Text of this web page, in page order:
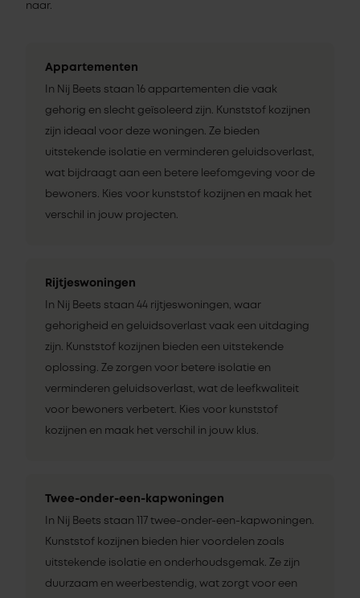
naar.
Appartementen
In Nij Beets staan 16 appartementen die vaak
gehorig en slecht geïsoleerd zijn. Kunststof kozijnen
zijn ideaal voor deze woningen. Ze bieden
uitstekende isolatie en verminderen geluidsoverlast,
wat bijdraagt aan een betere leefomgeving voor de
bewoners. Kies voor kunststof kozijnen en maak het
verschil in jouw projecten.
Rijtjeswoningen
In Nij Beets staan 44 rijtjeswoningen, waar
gehorigheid en geluidsoverlast vaak een uitdaging
zijn. Kunststof kozijnen bieden een uitstekende
oplossing. Ze zorgen voor betere isolatie en
verminderen geluidsoverlast, wat de leefkwaliteit
voor bewoners verbetert. Kies voor kunststof
kozijnen en maak het verschil in jouw klus.
Twee-onder-een-kapwoningen
In Nij Beets staan 117 twee-onder-een-kapwoningen.
Kunststof kozijnen bieden hier voordelen zoals
uitstekende isolatie en onderhoudsgemak. Ze zijn
duurzaam en weerbestendig, wat zorgt voor een